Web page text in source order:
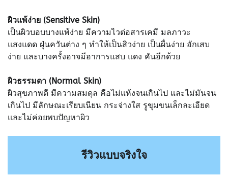
ผิวแพ้ง่าย (Sensitive Skin)
เป็นผิวบอบบางแพ้ง่าย มีความไวต่อสารเคมี มลภาวะ
แสงแดด ฝุ่นควันต่าง ๆ ทำให้เป็นสิวง่าย เป็นผื่นง่าย อักเสบ
ง่าย และบางครั้งอาจมีอาการแสบ แดง คันอีกด้วย
ผิวธรรมดา (Normal Skin)
ผิวสุขภาพดี มีความสมดุล คือไม่แห้งจนเกินไป และไม่มันจน
เกินไป มีลักษณะเรียบเนียน กระจ่างใส รูขุมขนเล็กละเอียด
และไม่ค่อยพบปัญหาผิว
รีวิวแบบจริงใจ